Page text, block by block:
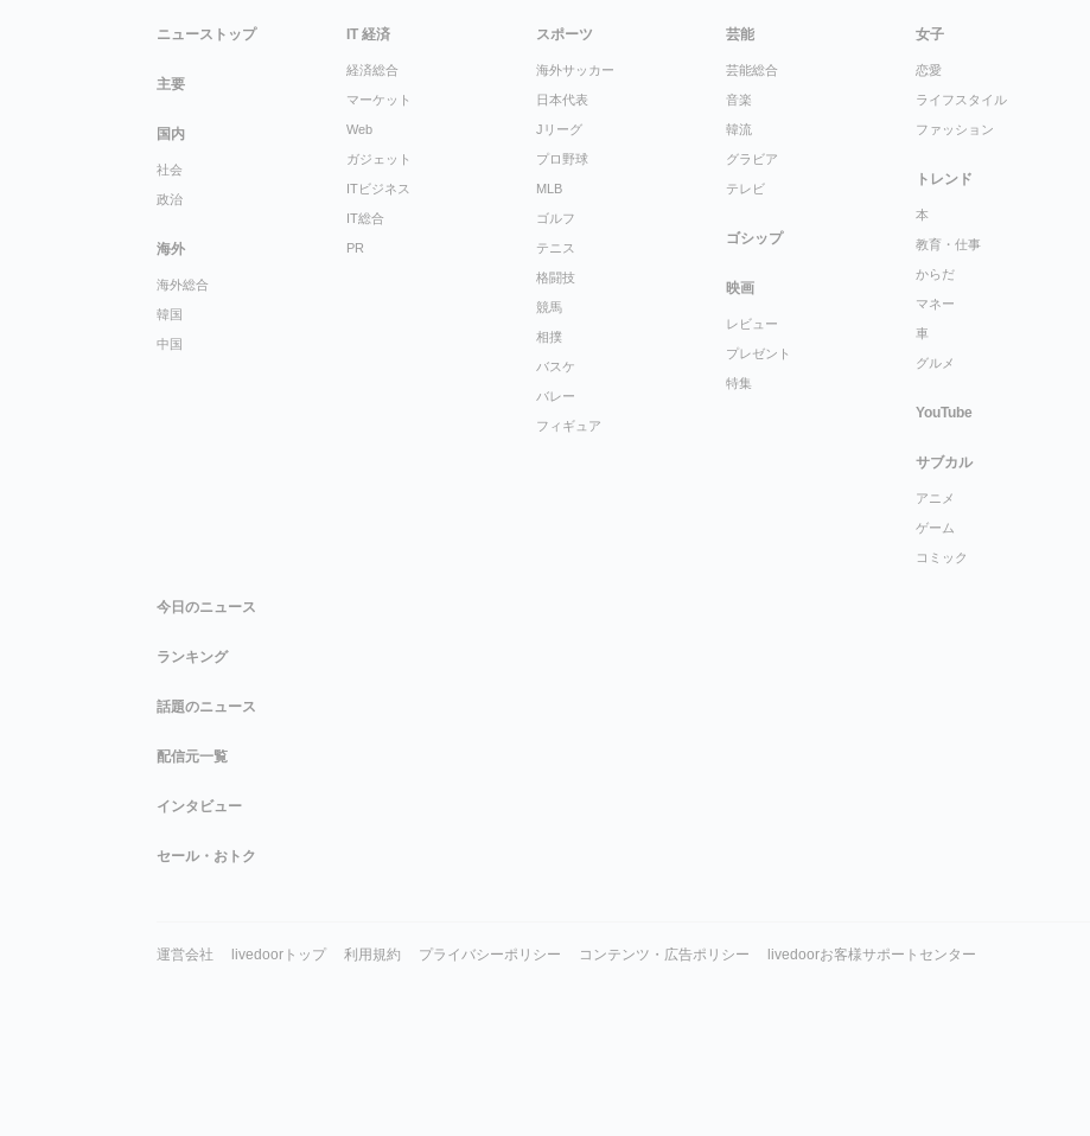
ニューストップ
主要
国内
社会
政治
海外
海外総合
韓国
中国
IT 経済
経済総合
マーケット
Web
ガジェット
ITビジネス
IT総合
PR
スポーツ
海外サッカー
日本代表
Jリーグ
プロ野球
MLB
ゴルフ
テニス
格闘技
競馬
相撲
バスケ
バレー
フィギュア
芸能
芸能総合
音楽
韓流
グラビア
テレビ
ゴシップ
映画
レビュー
プレゼント
特集
女子
恋愛
ライフスタイル
ファッション
トレンド
本
教育・仕事
からだ
マネー
車
グルメ
YouTube
サブカル
アニメ
ゲーム
コミック
今日のニュース
ランキング
話題のニュース
配信元一覧
インタビュー
セール・おトク
運営会社 livedoorトップ 利用規約 プライバシーポリシー コンテンツ・広告ポリシー livedoorお客様サポートセンター